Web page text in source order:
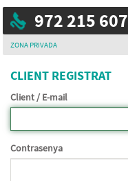
972 215 607
ZONA PRIVADA
CLIENT REGISTRAT
Client / E-mail
Contrasenya